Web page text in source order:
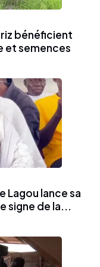
bénéficient
et semences
Lagou lance sa
signe de la...